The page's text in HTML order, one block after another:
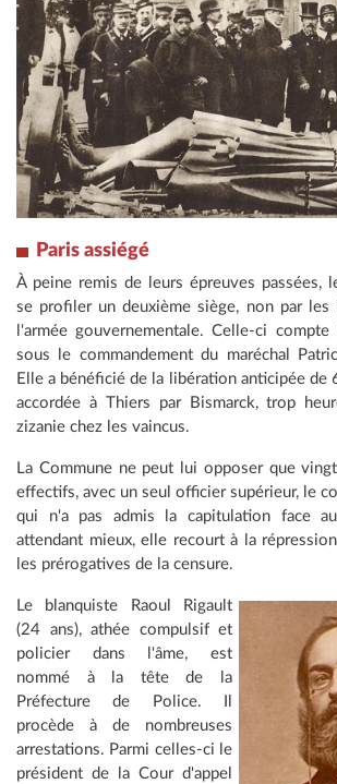
Paris assiégé
À peine remis de leurs épreuves passées,
se profiler un deuxième siège, non par les
l'armée gouvernementale. Celle-ci
sous le commandement du maréchal
Elle a bénéficié de la libération anticipée de
accordée à Thiers par Bismarck, trop
zizanie chez les vaincus.
La Commune ne peut lui opposer que
effectifs, avec un seul officier supérieur, le
qui n'a pas admis la capitulation face
attendant mieux, elle recourt à la
les prérogatives de la censure.
Le blanquiste Raoul Rigault
(24 ans), athée compulsif et
policier dans l'âme, est
nommé à la tête de la
Préfecture de Police. Il
procède à de nombreuses
arrestations. Parmi celles-ci le
président de la Cour d'appel